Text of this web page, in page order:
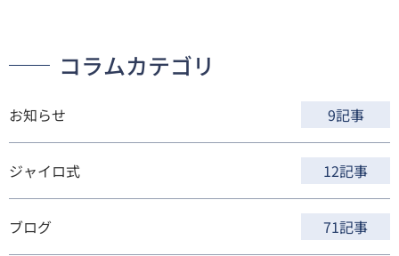
コラムカテゴリ
お知らせ 9記事
ジャイロ式 12記事
ブログ 71記事